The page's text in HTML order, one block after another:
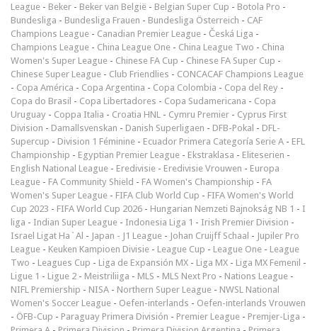
League - Beker - Beker van België - Belgian Super Cup - Botola Pro -
Bundesliga - Bundesliga Frauen - Bundesliga Österreich - CAF
Champions League - Canadian Premier League - Česká Liga -
Champions League - China League One - China League Two - China
Women's Super League - Chinese FA Cup - Chinese FA Super Cup -
Chinese Super League - Club Friendlies - CONCACAF Champions League
- Copa América - Copa Argentina - Copa Colombia - Copa del Rey -
Copa do Brasil - Copa Libertadores - Copa Sudamericana - Copa
Uruguay - Coppa Italia - Croatia HNL - Cymru Premier - Cyprus First
Division - Damallsvenskan - Danish Superligaen - DFB-Pokal - DFL-
Supercup - Division 1 Féminine - Ecuador Primera Categoría Serie A - EFL
Championship - Egyptian Premier League - Ekstraklasa - Eliteserien -
English National League - Eredivisie - Eredivisie Vrouwen - Europa
League - FA Community Shield - FA Women's Championship - FA
Women's Super League - FIFA Club World Cup - FIFA Women's World
Cup 2023 - FIFA World Cup 2026 - Hungarian Nemzeti Bajnokság NB 1 - I
liga - Indian Super League - Indonesia Liga 1 - Irish Premier Division -
Israel Ligat Ha`Al - Japan - J1 League - Johan Cruijff Schaal - Jupiler Pro
League - Keuken Kampioen Divisie - League Cup - League One - League
Two - Leagues Cup - Liga de Expansión MX - Liga MX - Liga MX Femenil -
Ligue 1 - Ligue 2 - Meistriliiga - MLS - MLS Next Pro - Nations League -
NIFL Premiership - NISA - Northern Super League - NWSL National
Women's Soccer League - Oefen-interlands - Oefen-interlands Vrouwen
- ÖFB-Cup - Paraguay Primera División - Premier League - Premjer-Liga -